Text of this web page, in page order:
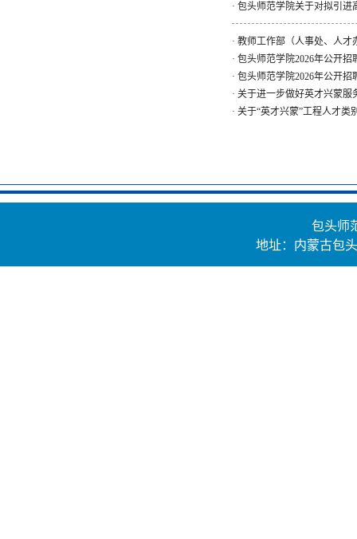
· 包头师范学院关于对拟引进
· 教师工作部（人事处、人才
· 包头师范学院2026年公开
· 包头师范学院2026年公开
· 关于进一步做好英才兴蒙服
· 关于“英才兴蒙”工程人才类
包头师
地址：内蒙古包